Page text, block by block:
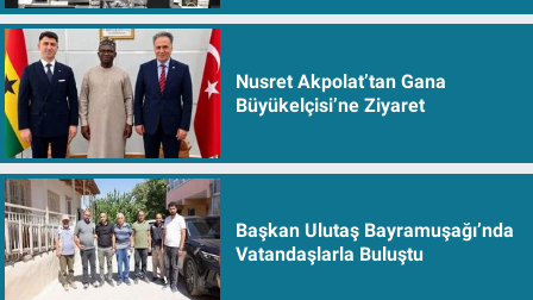
Nusret Akpolat’tan Gana
Büyükelçisi’ne Ziyaret
Başkan Ulutaş Bayramuşağı’nda
Vatandaşlarla Buluştu